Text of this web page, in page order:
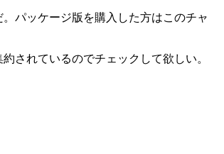
パッケージ版を購入した方はこのチャ
されているのでチェックして欲しい。